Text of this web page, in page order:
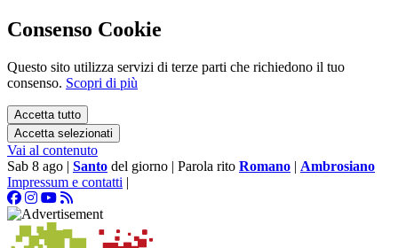
Consenso Cookie
Questo sito utilizza servizi di terze parti che richiedono il tuo
consenso. Scopri di più
Accetta tutto
Accetta selezionati
Vai al contenuto
Sab 8 ago | Santo del giorno | Parola rito Romano | Ambrosiano
Impressum e contatti |